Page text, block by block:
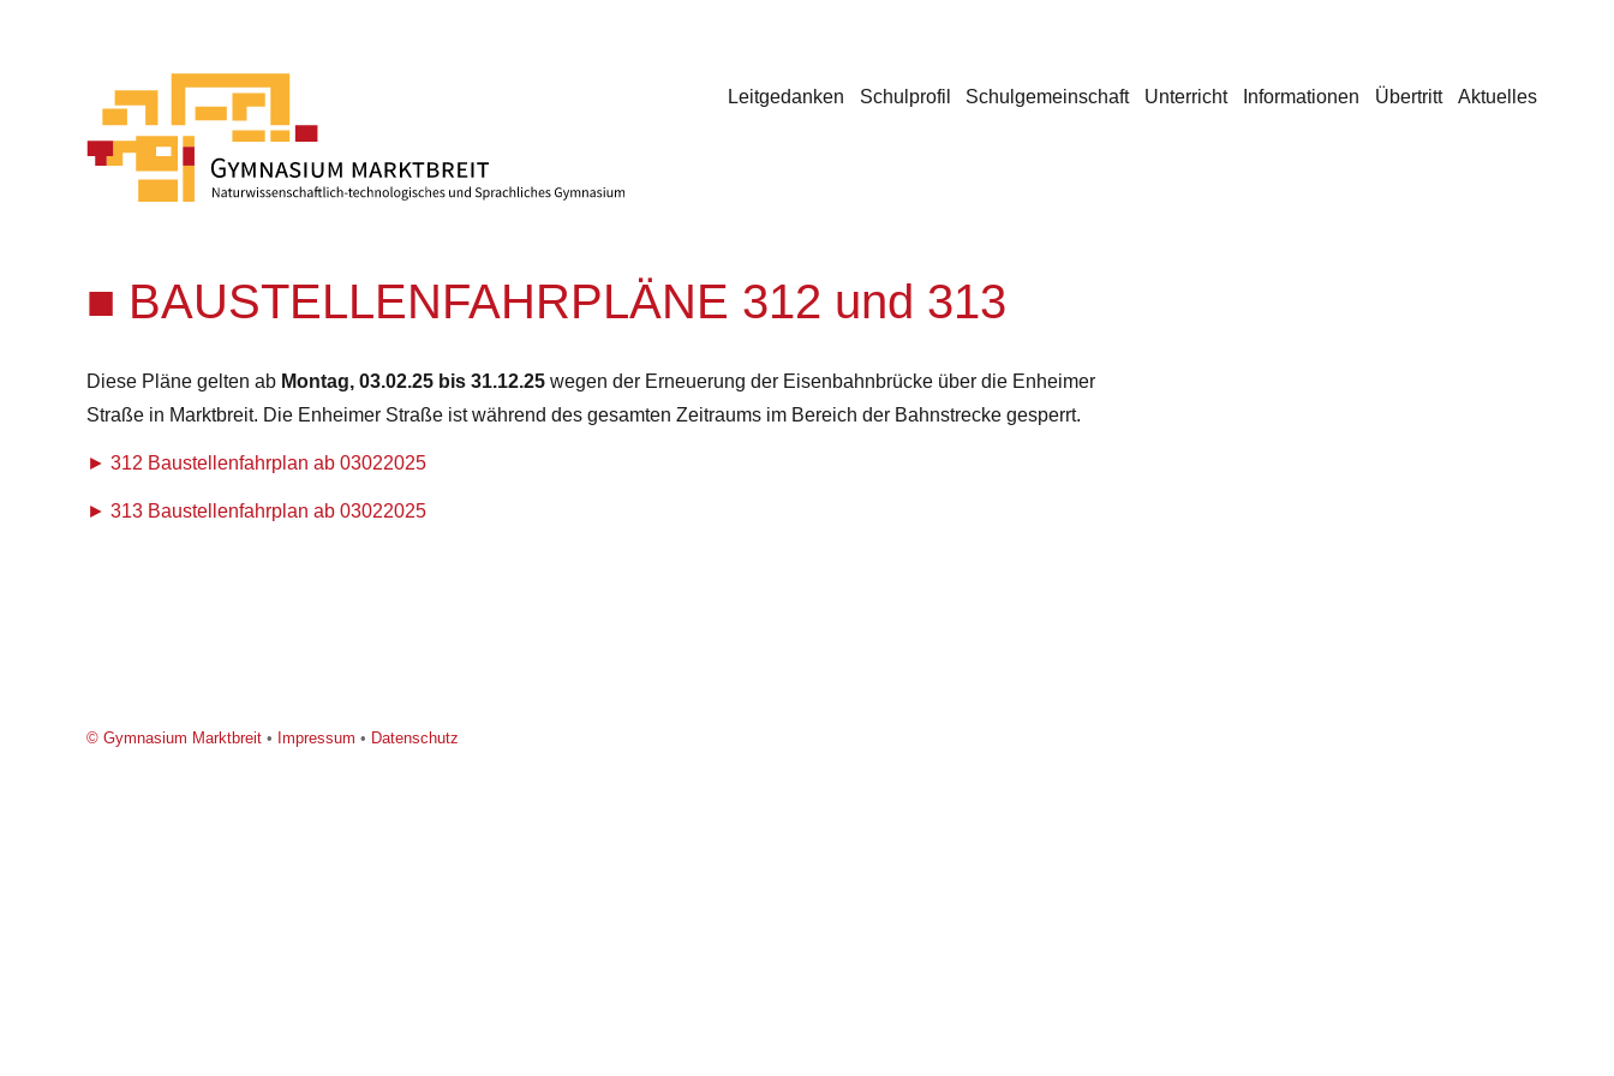
Leitgedanken Schulprofil Schulgemeinschaft Unterricht Informationen Übertritt Aktuelles
BAUSTELLENFAHRPLÄNE 312 und 313
Diese Pläne gelten ab Montag, 03.02.25 bis 31.12.25 wegen der Erneuerung der Eisenbahnbrücke über die Enheimer
Straße in Marktbreit. Die Enheimer Straße ist während des gesamten Zeitraums im Bereich der Bahnstrecke gesperrt.
312 Baustellenfahrplan ab 03022025
313 Baustellenfahrplan ab 03022025
© Gymnasium Marktbreit • Impressum • Datenschutz